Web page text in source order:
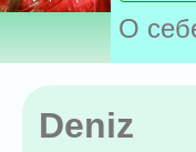
О
Deniz